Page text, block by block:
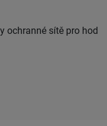
ochranné sítě pro hod